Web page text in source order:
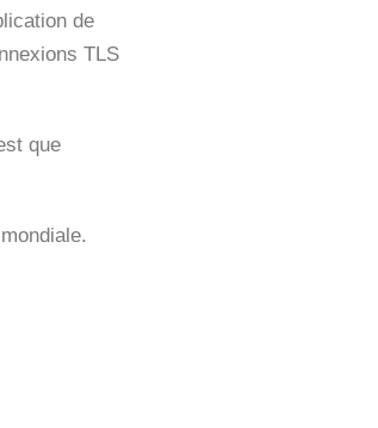
de
TLS
que